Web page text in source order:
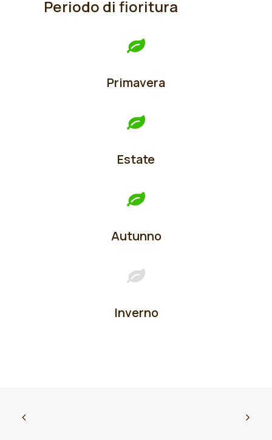
Periodo di fioritura
Primavera
Estate
Autunno
Inverno